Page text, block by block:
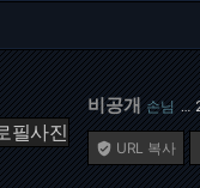
비공개 손님 …
 URL 복사